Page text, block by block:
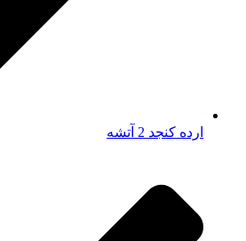
ارده کنجد 2 آتشه